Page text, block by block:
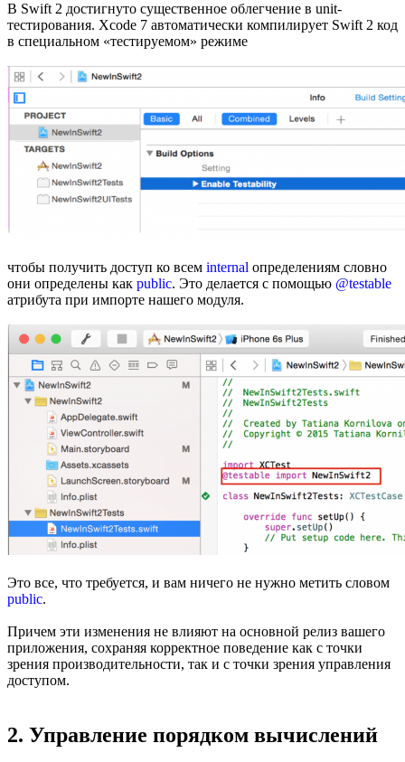
В Swift 2 достигнуто существенное облегчение в unit-
тестирования. Xcode 7 автоматически компилирует Swift 2 код
в специальном «тестируемом» режиме
чтобы получить доступ ко всем internal определениям словно
они определены как public. Это делается с помощью @testable
атрибута при импорте нашего модуля.
Это все, что требуется, и вам ничего не нужно метить словом
public.
Причем эти изменения не влияют на основной релиз вашего
приложения, сохраняя корректное поведение как с точки
зрения производительности, так и с точки зрения управления
доступом.
2. Управление порядком вычислений